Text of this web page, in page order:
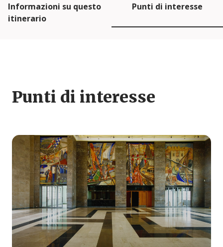
Informazioni su questo
itinerario
Punti di interesse
Punti di interesse